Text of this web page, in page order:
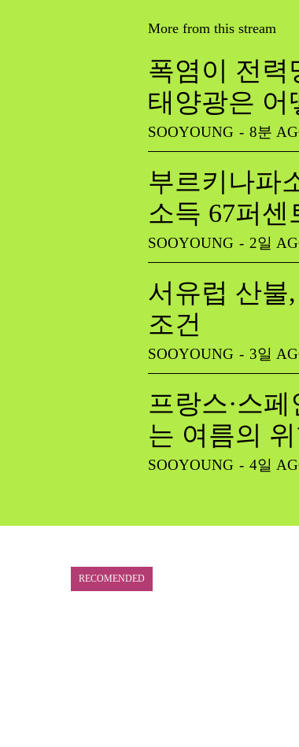
More from this stream
폭염이 전력
태양광은 어
SOOYOUNG - 8분
부르키나파
소득 67퍼센
SOOYOUNG - 2일
서유럽 산불
조건
SOOYOUNG - 3일
프랑스·스
는 여름의 위
SOOYOUNG - 4일
RECOMENDED